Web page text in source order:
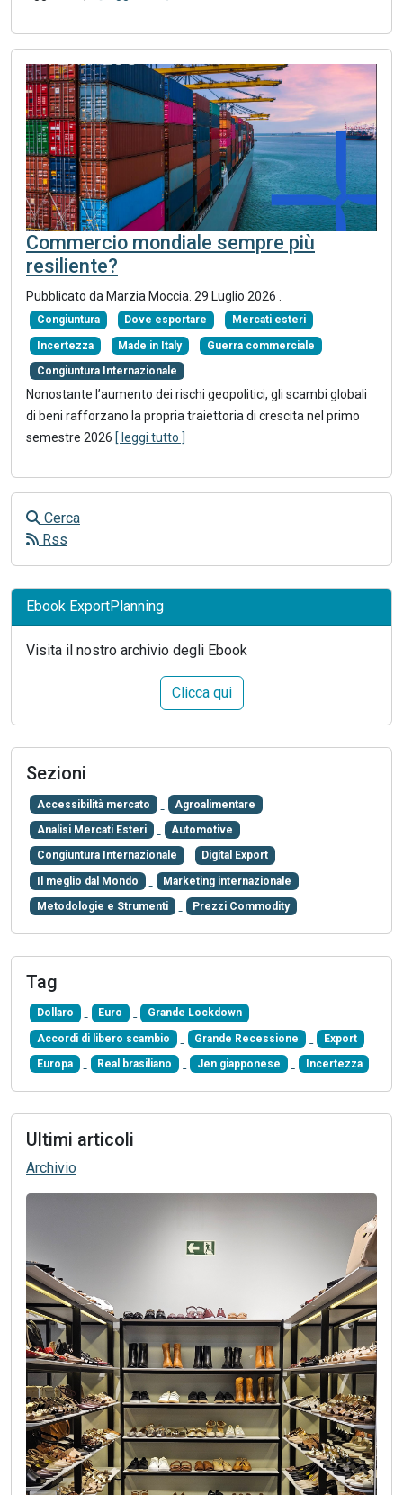
Commercio mondiale sempre più
resiliente?
Pubblicato da Marzia Moccia. 29 Luglio 2026 .
Congiuntura Dove esportare Mercati esteri
Incertezza Made in Italy Guerra commerciale
Congiuntura Internazionale
Nonostante l’aumento dei rischi geopolitici, gli scambi globali
di beni rafforzano la propria traiettoria di crescita nel primo
semestre 2026 [ leggi tutto ]
Cerca
Rss
Ebook ExportPlanning
Visita il nostro archivio degli Ebook
Clicca qui
Sezioni
Accessibilità mercato Agroalimentare
Analisi Mercati Esteri Automotive
Congiuntura Internazionale Digital Export
Il meglio dal Mondo Marketing internazionale
Metodologie e Strumenti Prezzi Commodity
Tag
Dollaro Euro Grande Lockdown
Accordi di libero scambio Grande Recessione Export
Europa Real brasiliano Jen giapponese Incertezza
Ultimi articoli
Archivio